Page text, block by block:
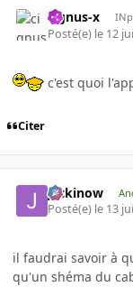
cignus-x
Posté(e) le 12
c'est quoi
Citer
jackinow
Posté(e) le 13
il faudrai savoir à
qu'un shéma du